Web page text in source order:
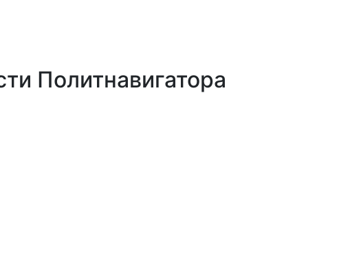
Политнавигатора